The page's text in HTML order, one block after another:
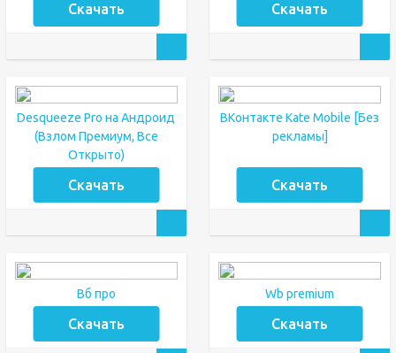
Скачать Скачать
Desqueeze Pro на Андроид
(Взлом Премиум, Все
Открыто)
Скачать
ВКонтакте Kate Mobile [Без
рекламы]
Скачать
Вб про
Скачать
Wb premium
Скачать